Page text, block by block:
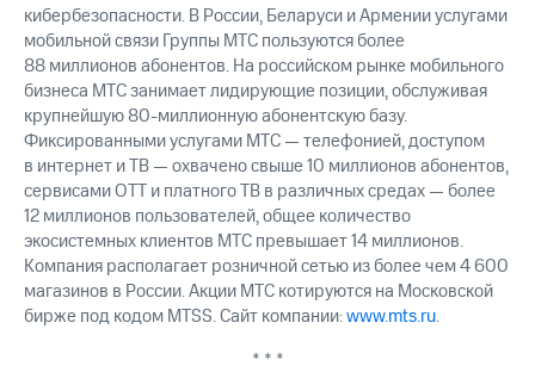
кибербезопасности. В России, Беларуси и Армении услугами
мобильной связи Группы МТС пользуются более
88 миллионов абонентов. На российском рынке мобильного
бизнеса МТС занимает лидирующие позиции, обслуживая
крупнейшую 80-миллионную абонентскую базу.
Фиксированными услугами МТС — телефонией, доступом
в интернет и ТВ — охвачено свыше 10 миллионов абонентов,
сервисами OTT и платного ТВ в различных средах — более
12 миллионов пользователей, общее количество
экосистемных клиентов МТС превышает 14 миллионов.
Компания располагает розничной сетью из более чем 4 600
магазинов в России. Акции МТС котируются на Московской
бирже под кодом MTSS. Сайт компании:www.mts.ru.
* * *